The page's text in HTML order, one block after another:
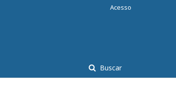
Buscar
Acesso